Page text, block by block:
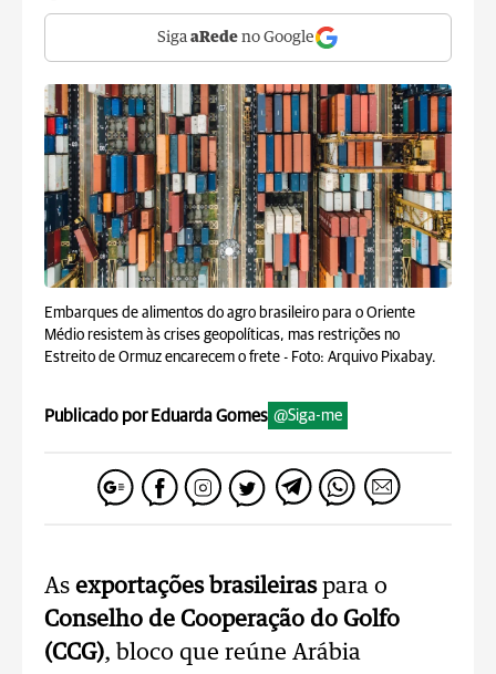
Siga aRede no Google
Embarques de alimentos do agro brasileiro para o Oriente
Médio resistem às crises geopolíticas, mas restrições no
Estreito de Ormuz encarecem o frete - Foto: Arquivo Pixabay.
Publicado por Eduarda Gomes @Siga-me
As exportações brasileiraspara o
Conselho de Cooperação do Golfo
(CCG), bloco que reúne Arábia